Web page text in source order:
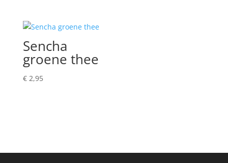
Sencha
groene thee
€2,95